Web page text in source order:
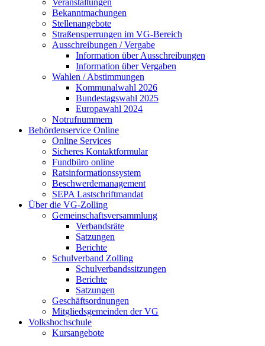
Veranstaltungen
Bekanntmachungen
Stellenangebote
Straßensperrungen im VG-Bereich
Ausschreibungen / Vergabe
Information über Ausschreibungen
Information über Vergaben
Wahlen / Abstimmungen
Kommunalwahl 2026
Bundestagswahl 2025
Europawahl 2024
Notrufnummern
Behördenservice Online
Online Services
Sicheres Kontaktformular
Fundbüro online
Ratsinformationssystem
Beschwerdemanagement
SEPA Lastschriftmandat
Über die VG-Zolling
Gemeinschaftsversammlung
Verbandsräte
Satzungen
Berichte
Schulverband Zolling
Schulverbandssitzungen
Berichte
Satzungen
Geschäftsordnungen
Mitgliedsgemeinden der VG
Volkshochschule
Kursangebote